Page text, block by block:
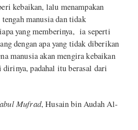
kebaikan, lalu menampakan
manusia dan tidak
yang memberinya, ia seperti
dengan apa yang tidak diberikan
manusia akan mengira kebaikan
padahal itu berasal dari
Mufrad, Husain bin Audah Al-